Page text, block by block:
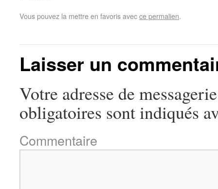
Vous pouvez la mettre en favoris avecce permalien.
Laisser un
Votre adresse de
obligatoires sont indiqués
Commentaire